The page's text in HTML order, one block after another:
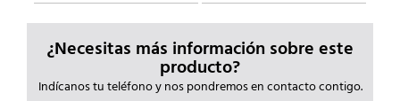
¿Necesitas más información sobre este
producto?
Indícanos tu teléfono y nos pondremos en contacto contigo.